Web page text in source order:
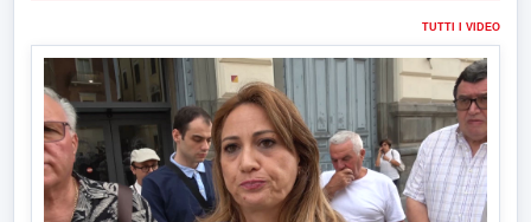
TUTTI I VIDEO